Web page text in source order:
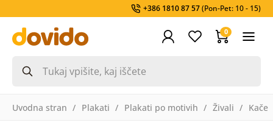
+386 1810 87 57(Pon-Pet: 10 - 15)
0
Uvodna stran Plakati Plakati po motivih Živali Kače